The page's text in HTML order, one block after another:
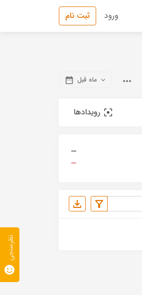
ورود ثبت نام
ماه قبل
رویدادها
—
—
نظرسنجی